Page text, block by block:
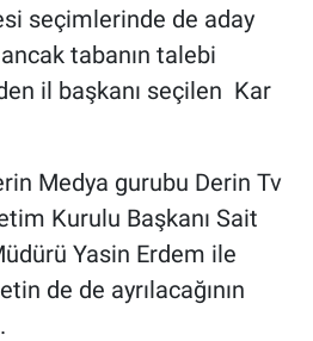
seçimlerinde de aday
tabanın talebi
il başkanı seçilen Kar
Medya gurubu Derin Tv
Kurulu Başkanı Sait
Yasin Erdem ile
de de ayrılacağının